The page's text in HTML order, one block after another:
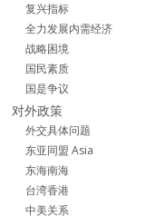
复兴指标
全力发展内需经济
战略困境
国民素质
国是争议
对外政策
外交具体问题
东亚同盟 Asia
东海南海
台湾香港
中美关系